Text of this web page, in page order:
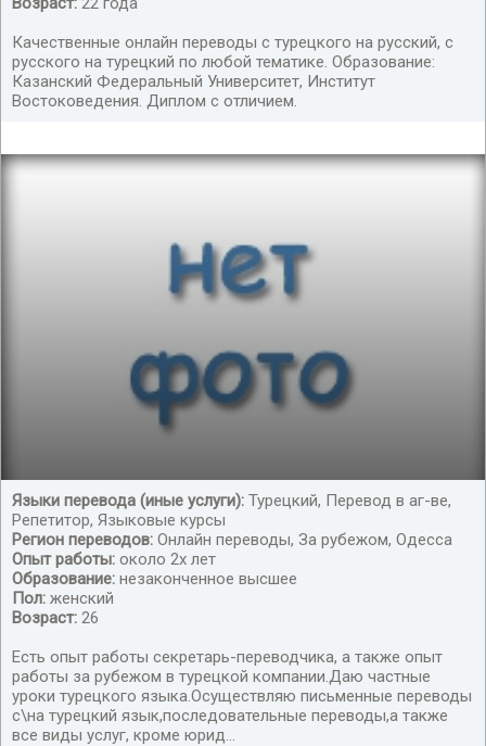
Качественные онлайн переводы с турецкого на русский, с
русского на турецкий по любой тематике. Образование:
Казанский Федеральный Университет, Институт
Востоковедения. Диплом с отличием.
Устнай переводчик с\на турецкий язык
Языки перевода (иные услуги): Турецкий, Перевод в аг-ве,
Репетитор, Языковые курсы
Регион переводов: Онлайн переводы, За рубежом, Одесса
Опыт работы: около 2х лет
Образование: незаконченное высшее
Пол: женский
Возраст: 26
Есть опыт работы секретарь-переводчика, а также опыт
работы за рубежом в турецкой компании.Даю частные
уроки турецкого языка.Осуществляю письменные переводы
с\на турецкий язык,последовательные переводы,а также
все виды услуг, кроме юрид...